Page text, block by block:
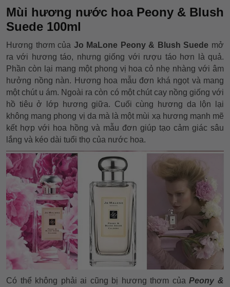
Mùi hương nước hoa Peony & Blush
Suede 100ml
Hương thơm của Jo MaLone Peony & Blush Suede mở
ra với hương táo, nhưng giống với rượu táo hơn là quả.
Phần còn lại mang một phong vị hoa cỏ nhẹ nhàng với âm
hưởng nồng nàn. Hương hoa mẫu đơn khá ngọt và mang
một chút u ám. Ngoài ra còn có một chút cay nồng giống với
hồ tiêu ở lớp hương giữa. Cuối cùng hương da lộn lại
không mang phong vị da mà là một mùi xạ hương mạnh mẽ
kết hợp với hoa hồng và mẫu đơn giúp tạo cảm giác sâu
lắng và kéo dài tuổi thọ của nước hoa.
Có thể không phải ai cũng bị hương thơm củaPeony &